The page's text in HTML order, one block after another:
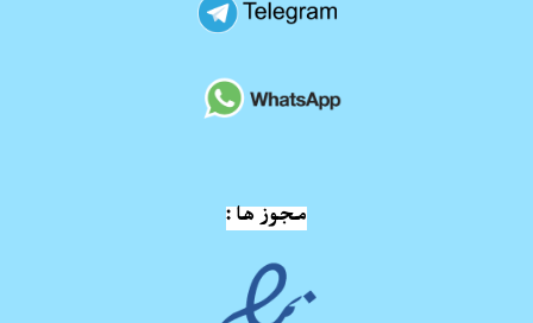
مجوز ها :